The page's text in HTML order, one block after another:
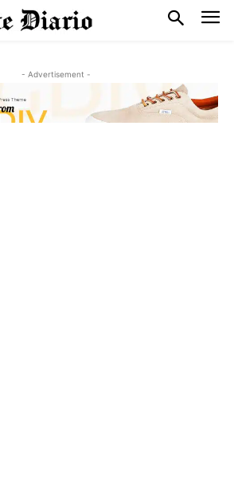
- Advertisement -